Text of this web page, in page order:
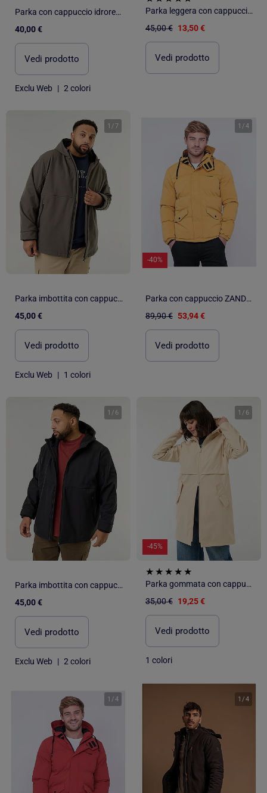
Parka con cappuccio idrorepellente
40,00 €
Vedi prodotto
Exclu Web | 2 colori
Parka leggera con cappuccio idrorepellente
45,00 € 13,50 €
Vedi prodotto
1 / 7
Parka imbottita con cappuccio
45,00 €
Vedi prodotto
Exclu Web | 1 colori
1 /4
-40%
Parka con cappuccio ZANDOVEN
89,90 € 53,94 €
Vedi prodotto
1 / 6
Parka imbottita con cappuccio
45,00 €
Vedi prodotto
Exclu Web | 2 colori
1 / 6
-45%
Parka gommata con cappuccio
35,00 € 19,25 €
Vedi prodotto
1 colori
1 /4 1 /4